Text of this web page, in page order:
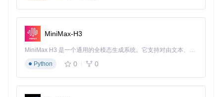
MiniMax-H3
MiniMax H3 是一个通用的全模态生成系统。它支持对由文本、图像、视频和音频组成的多模态上下文进行统一理解，并能生成分辨率高达 2K、时长可达 15 秒的带原生立体声音频的视频。得益于面向任务泛化的系统设计，H3 在预训练阶段就已具备广泛的多模态上下文理解与生成能力，能够出色地执行复杂的多模态指令。
Python
0 0